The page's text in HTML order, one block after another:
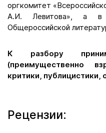
оргкомитет
А.И. Левитова», а в
Общероссийской
К разбору
(преимущественно
критики, публицистики,
Рецензии: